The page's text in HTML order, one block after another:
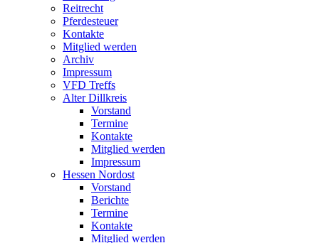
Reitrecht
Pferdesteuer
Kontakte
Mitglied werden
Archiv
Impressum
VFD Treffs
Alter Dillkreis
Vorstand
Termine
Kontakte
Mitglied werden
Impressum
Hessen Nordost
Vorstand
Berichte
Termine
Kontakte
Mitglied werden